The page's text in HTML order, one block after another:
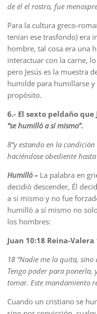
de él el rostro, fue
Para la cultura greco-
tenían ese trasfondo) era
hombre, tal cosa era una
interactuar con la carne,
pero Jesús es la muestra
humilde para humillarse
propósito.
6.- El sexto peldaño
“se humilló a sí mismo”.
8“y estando en la
haciéndose obediente
Humilló – La palabra en
decidió descender, Él
a sí mismo y no fue
humilló a sí mismo no
los hombres:
Juan 10:18 Reina-Valera
18 “Nadie me la quita,
Tengo poder para ponerla,
tomar. Este mandamiento
Cuando un cristiano se